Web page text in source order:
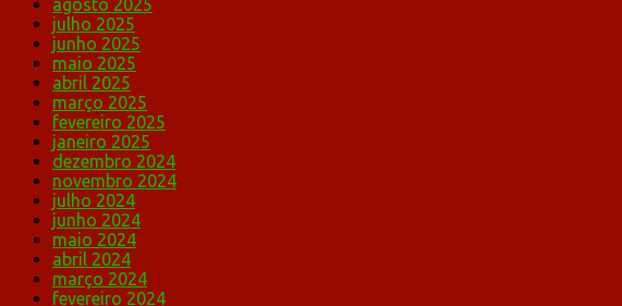
agosto 2025
julho 2025
junho 2025
maio 2025
abril 2025
março 2025
fevereiro 2025
janeiro 2025
dezembro 2024
novembro 2024
julho 2024
junho 2024
maio 2024
abril 2024
março 2024
fevereiro 2024